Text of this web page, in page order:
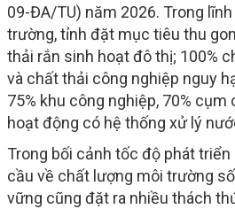
09-ĐA/TU) năm 2026. Trong
trường, tỉnh đặt mục tiêu thu
thải rắn sinh hoạt đô thị; 100%
và chất thải công nghiệp nguy
75% khu công nghiệp, 70% cụm
hoạt động có hệ thống xử lý
Trong bối cảnh tốc độ phát triển
cầu về chất lượng môi trường
vững cũng đặt ra nhiều thách